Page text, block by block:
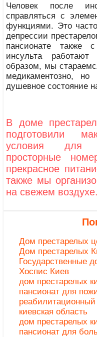
Человек после
справляться с
функциями. Это
депрессии
пансионате
инсульта
образом, мы
медикаментозно, но
душевное состояние
В доме
подготовили
условия для
просторные
прекрасное
также мы
на свежем воздухе.
Дом престарелых
Дом престарелых
Государственные
Хоспис Киев
дом престарелых
пансионат для
киевская область
дом престарелых
пансионат для